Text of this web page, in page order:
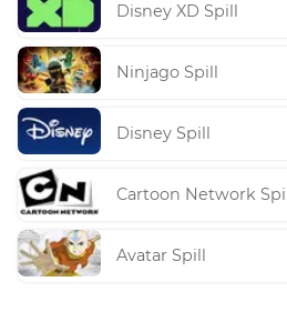
Disney XD Spill
Ninjago Spill
Disney Spill
Cartoon Network Spill
Avatar Spill